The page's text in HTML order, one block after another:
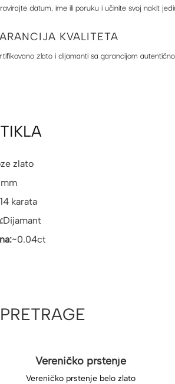
datum, ime ili poruku i učinite svoj nakit
KVALITETA
zlato i dijamanti sa garancijom
zlato
14 karata
Dijamant
~0.04ct
Vereničko prstenje
Vereničko prstenje belo zlato